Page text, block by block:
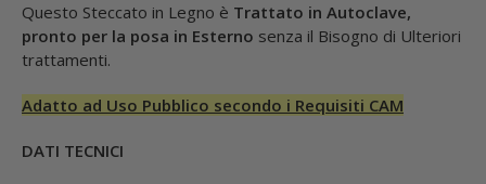
Questo Steccato in Legno è Trattato in Autoclave,
pronto per la posa in Esterno senza il Bisogno di Ulteriori
trattamenti.
Adatto ad Uso Pubblico secondo i Requisiti CAM
DATI TECNICI